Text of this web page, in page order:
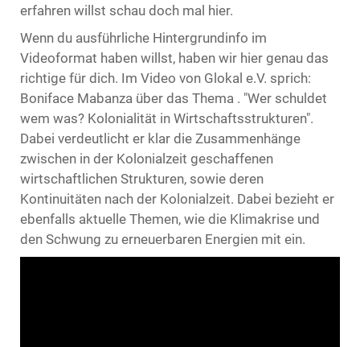
erfahren willst schau doch mal hier.
Wenn du ausführliche Hintergrundinfo im
Videoformat haben willst, haben wir hier genau das
richtige für dich. Im Video von Glokal e.V. sprich:
Boniface Mabanza über das Thema . "Wer schuldet
wem was? Kolonialität in Wirtschaftsstrukturen".
Dabei verdeutlicht er klar die Zusammenhänge
zwischen in der Kolonialzeit geschaffenen
wirtschaftlichen Strukturen, sowie deren
Kontinuitäten nach der Kolonialzeit. Dabei bezieht er
ebenfalls aktuelle Themen, wie die Klimakrise und
den Schwung zu erneuerbaren Energien mit ein.